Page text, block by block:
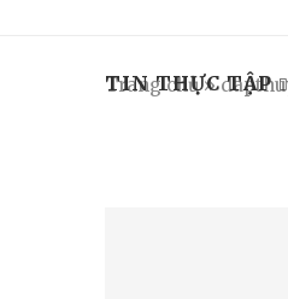
TIN THỰC TẬP
Trang chủ»